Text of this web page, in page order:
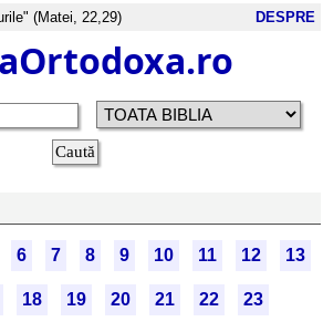
(Matei, 22,29) DESPRE
6 7 8 9 10 11 12 13
18 19 20 21 22 23